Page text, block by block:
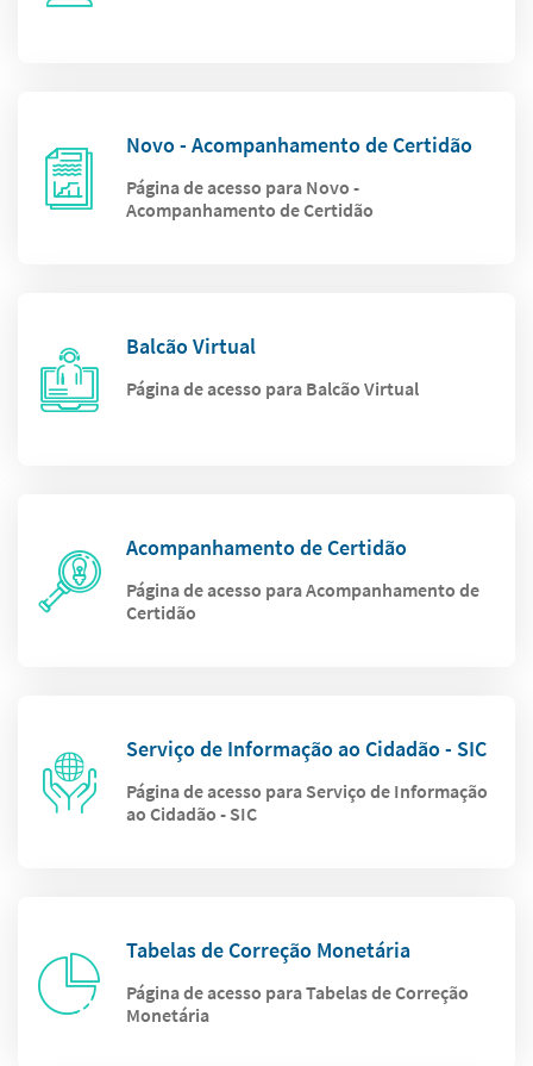
Novo - Acompanhamento de Certidão
Página de acesso para Novo -
Acompanhamento de Certidão
Balcão Virtual
Página de acesso para Balcão Virtual
Acompanhamento de Certidão
Página de acesso para Acompanhamento de
Certidão
Serviço de Informação ao Cidadão - SIC
Página de acesso para Serviço de Informação
ao Cidadão - SIC
Tabelas de Correção Monetária
Página de acesso para Tabelas de Correção
Monetária